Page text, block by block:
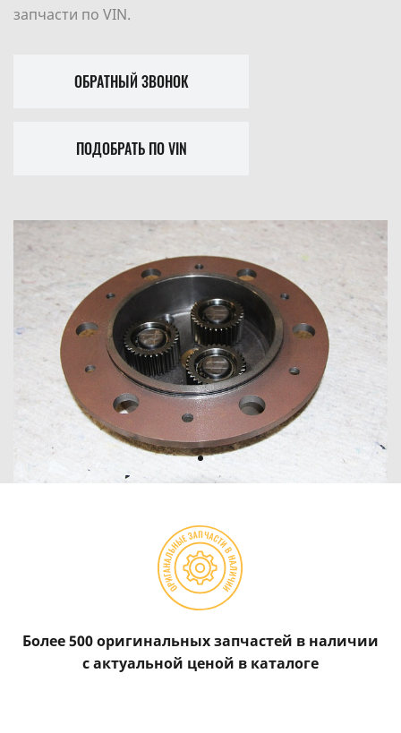
запчасти по VIN.
ОБРАТНЫЙ ЗВОНОК
ПОДОБРАТЬ ПО VIN
Более 500 оригинальных запчастей в наличии
с актуальной ценой в каталоге